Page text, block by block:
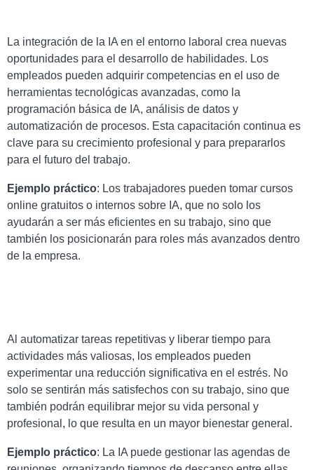
La integración de la IA en el entorno laboral crea nuevas
oportunidades para el desarrollo de habilidades. Los
empleados pueden adquirir competencias en el uso de
herramientas tecnológicas avanzadas, como la
programación básica de IA, análisis de datos y
automatización de procesos. Esta capacitación continua es
clave para su crecimiento profesional y para prepararlos
para el futuro del trabajo.
Ejemplo práctico: Los trabajadores pueden tomar cursos
online gratuitos o internos sobre IA, que no solo los
ayudarán a ser más eficientes en su trabajo, sino que
también los posicionarán para roles más avanzados dentro
de la empresa.
Al automatizar tareas repetitivas y liberar tiempo para
actividades más valiosas, los empleados pueden
experimentar una reducción significativa en el estrés. No
solo se sentirán más satisfechos con su trabajo, sino que
también podrán equilibrar mejor su vida personal y
profesional, lo que resulta en un mayor bienestar general.
Ejemplo práctico: La IA puede gestionar las agendas de